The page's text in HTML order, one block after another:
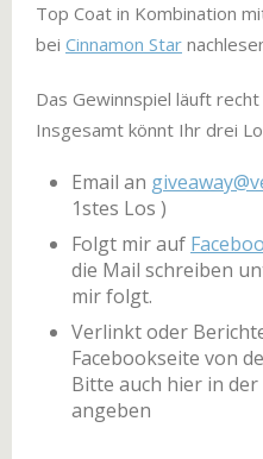
Top Coat in Kombination
bei Cinnamon Star
Das Gewinnspiel läuft
Insgesamt könnt Ihr drei
Email an
1stes Los )
Folgt mir auf
die Mail schreiben
mir folgt.
Verlinkt oder
Facebookseite von
Bitte auch hier in
angeben